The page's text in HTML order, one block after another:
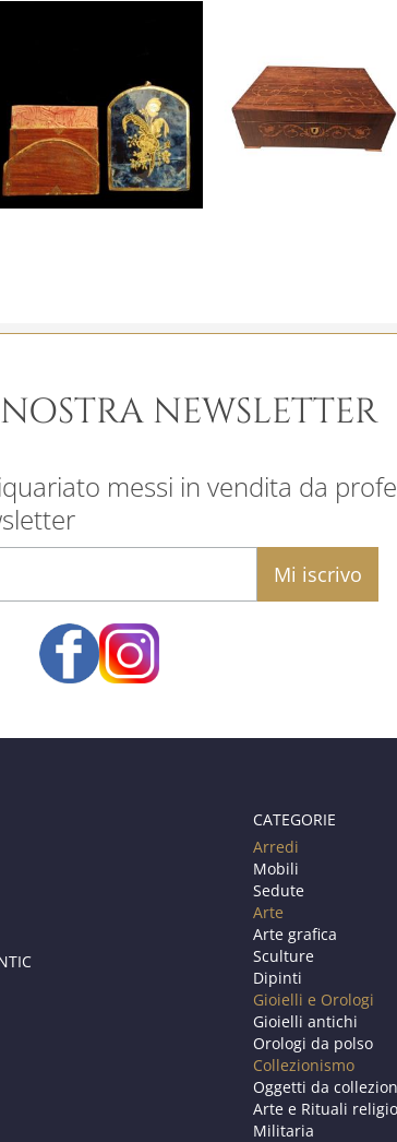
NEWSLETTER
messi in vendita da
CATEGORIE
Arredi
Mobili
Sedute
Arte
Arte grafica
Sculture
Dipinti
Gioielli e Orologi
Gioielli antichi
Orologi da polso
Collezionismo
Oggetti da
Arte e Rituali
Militaria